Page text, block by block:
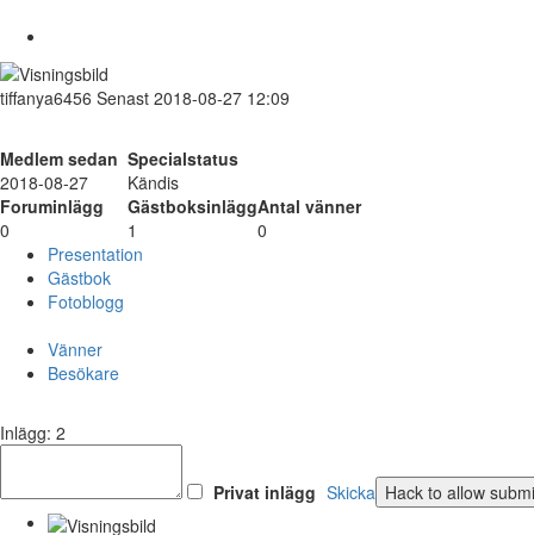
tiffanya6456 Senast 2018-08-27 12:09
Medlem sedan Specialstatus
2018-08-27
Kändis
Foruminlägg
GästboksinläggAntal vänner
0
1
0
Presentation
Gästbok
Fotoblogg
Vänner
Besökare
Inlägg: 2
Privat inlägg Skicka